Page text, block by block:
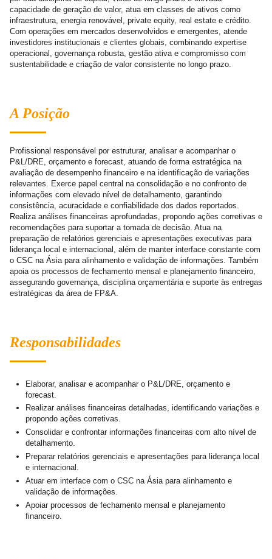
capacidade de geração de valor, atua em classes de ativos como
infraestrutura, energia renovável, private equity, real estate e crédito.
Com operações em mercados desenvolvidos e emergentes, atende
investidores institucionais e clientes globais, combinando expertise
operacional, governança robusta, gestão ativa e compromisso com
sustentabilidade e criação de valor consistente no longo prazo.
A Posição
Profissional responsável por estruturar, analisar e acompanhar o
P&L/DRE, orçamento e forecast, atuando de forma estratégica na
avaliação de desempenho financeiro e na identificação de variações
relevantes. Exerce papel central na consolidação e no confronto de
informações com elevado nível de detalhamento, garantindo
consistência, acuracidade e confiabilidade dos dados reportados.
Realiza análises financeiras aprofundadas, propondo ações corretivas e
recomendações para suportar a tomada de decisão. Atua na
preparação de relatórios gerenciais e apresentações executivas para
liderança local e internacional, além de manter interface constante com
o CSC na Ásia para alinhamento e validação de informações. Também
apoia os processos de fechamento mensal e planejamento financeiro,
assegurando governança, disciplina orçamentária e suporte às entregas
estratégicas da área de FP&A.
Responsabilidades
Elaborar, analisar e acompanhar o P&L/DRE, orçamento e
forecast.
Realizar análises financeiras detalhadas, identificando variações e
propondo ações corretivas.
Consolidar e confrontar informações financeiras com alto nível de
detalhamento.
Preparar relatórios gerenciais e apresentações para liderança local
e internacional.
Atuar em interface com o CSC na Ásia para alinhamento e
validação de informações.
Apoiar processos de fechamento mensal e planejamento
financeiro.